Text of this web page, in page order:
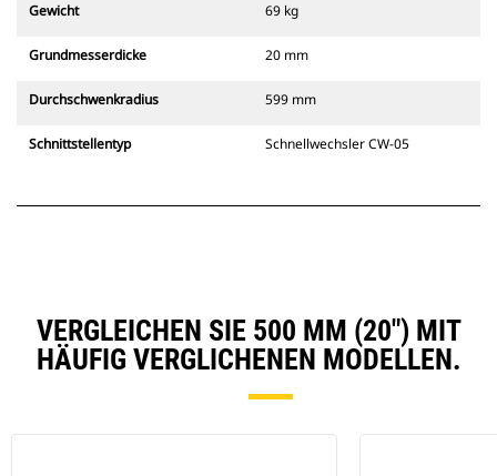
Gewicht 69 kg
Grundmesserdicke 20 mm
Durchschwenkradius 599 mm
Schnittstellentyp Schnellwechsler CW-05
VERGLEICHEN SIE 500 MM (20") MIT
HÄUFIG VERGLICHENEN MODELLEN.